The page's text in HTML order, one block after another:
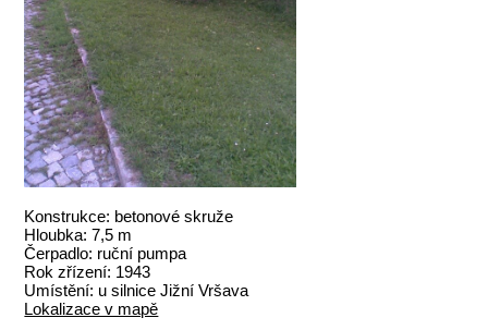
Konstrukce: betonové skruže
Hloubka: 7,5 m
Čerpadlo: ruční pumpa
Rok zřízení: 1943
Umístění: u silnice Jižní Vršava
Lokalizace v mapě